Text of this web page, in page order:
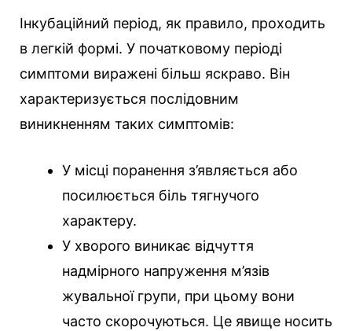
Інкубаційний період, як правило, проходить
в легкій формі. У початковому періоді
симптоми виражені більш яскраво. Він
характеризується послідовним
виникненням таких симптомів:
У місці поранення з’являється або
посилюється біль тягнучого
характеру.
У хворого виникає відчуття
надмірного напруження м’язів
жувальної групи, при цьому вони
часто скорочуються. Це явище носить